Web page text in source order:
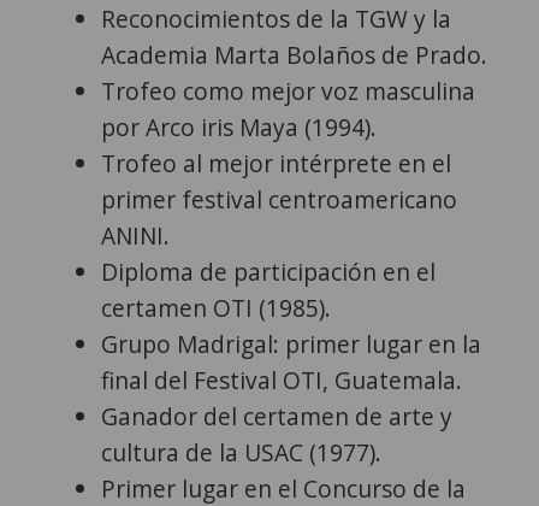
Reconocimientos de la TGW y la
Academia Marta Bolaños de Prado.
Trofeo como mejor voz masculina
por Arco iris Maya (1994).
Trofeo al mejor intérprete en el
primer festival centroamericano
ANINI.
Diploma de participación en el
certamen OTI (1985).
Grupo Madrigal: primer lugar en la
final del Festival OTI, Guatemala.
Ganador del certamen de arte y
cultura de la USAC (1977).
Primer lugar en el Concurso de la